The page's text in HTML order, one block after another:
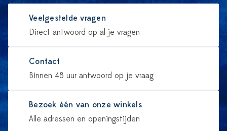
Veelgestelde vragen
Direct antwoord op al je vragen
Contact
Binnen 48 uur antwoord op je vraag
Bezoek één van onze winkels
Alle adressen en openingstijden